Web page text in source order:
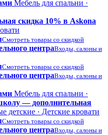
Мебель для спальни ·
скидка 10% в Askona
Смотреть товары со скидкой
центраВходы, салоны и
Смотреть товары со скидкой
центраВходы, салоны и
Мебель для спальни ·
— дополнительная
детские · Детские кровати
Смотреть товары со скидкой
центраВходы, салоны и